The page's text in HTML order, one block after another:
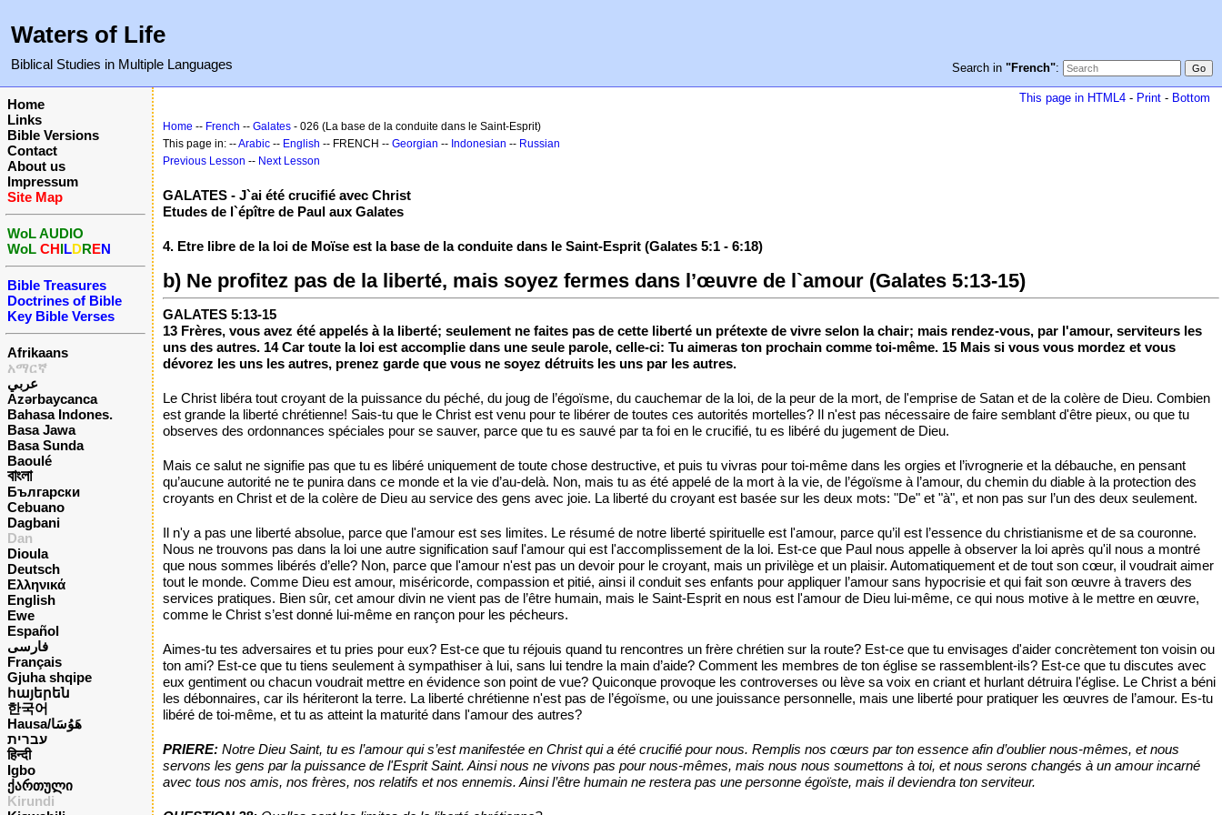
Waters of Life
Biblical Studies in Multiple Languages Search in "French":
Home
Links
Bible Versions
Contact
About us
Impressum
Site Map
WoL AUDIO
WoL CHILDREN
Bible Treasures
Doctrines of Bible
Key Bible Verses
Afrikaans
አማርኛ
عربي
Azərbaycanca
Bahasa Indones.
Basa Jawa
Basa Sunda
Baoulé
বাংলা
Български
Cebuano
Dagbani
Dan
Dioula
Deutsch
Ελληνικά
English
Ewe
Español
فارسی
Français
Gjuha shqipe
հայերեն
한국어
Hausa/هَوُسَا
עברית
हिन्दी
Igbo
ქართული
Kirundi
This page in HTML4 - Print - Bottom
Home -- French -- Galates - 026 (La base de la conduite dans le Saint-Esprit)
This page in: --Arabic -- English -- FRENCH -- Georgian -- Indonesian -- Russian
Previous Lesson -- Next Lesson
GALATES - J`ai été crucifié avec Christ
Etudes de l`épître de Paul aux Galates
4. Etre libre de la loi de Moïse est la base de la conduite dans le Saint-Esprit (Galates 5:1 - 6:18)
b) Ne profitez pas de la liberté, mais soyez fermes dans l’œuvre de l`amour (Galates 5:13-15)
GALATES 5:13-15
13 Frères, vous avez été appelés à la liberté; seulement ne faites pas de cette liberté un prétexte de vivre selon la chair; mais rendez-vous, par l'amour, serviteurs les
uns des autres. 14 Car toute la loi est accomplie dans une seule parole, celle-ci: Tu aimeras ton prochain comme toi-même. 15 Mais si vous vous mordez et vous
dévorez les uns les autres, prenez garde que vous ne soyez détruits les uns par les autres.
Le Christ libéra tout croyant de la puissance du péché, du joug de l’égoïsme, du cauchemar de la loi, de la peur de la mort, de l'emprise de Satan et de la colère de Dieu. Combien
est grande la liberté chrétienne! Sais-tu que le Christ est venu pour te libérer de toutes ces autorités mortelles? Il n'est pas nécessaire de faire semblant d'être pieux, ou que tu
observes des ordonnances spéciales pour se sauver, parce que tu es sauvé par ta foi en le crucifié, tu es libéré du jugement de Dieu.
Mais ce salut ne signifie pas que tu es libéré uniquement de toute chose destructive, et puis tu vivras pour toi-même dans les orgies et l’ivrognerie et la débauche, en pensant
qu’aucune autorité ne te punira dans ce monde et la vie d’au-delà. Non, mais tu as été appelé de la mort à la vie, de l’égoïsme à l’amour, du chemin du diable à la protection des
croyants en Christ et de la colère de Dieu au service des gens avec joie. La liberté du croyant est basée sur les deux mots: "De" et "à", et non pas sur l’un des deux seulement.
Il n'y a pas une liberté absolue, parce que l'amour est ses limites. Le résumé de notre liberté spirituelle est l'amour, parce qu’il est l’essence du christianisme et de sa couronne.
Nous ne trouvons pas dans la loi une autre signification sauf l'amour qui est l'accomplissement de la loi. Est-ce que Paul nous appelle à observer la loi après qu'il nous a montré
que nous sommes libérés d’elle? Non, parce que l'amour n'est pas un devoir pour le croyant, mais un privilège et un plaisir. Automatiquement et de tout son cœur, il voudrait aimer
tout le monde. Comme Dieu est amour, miséricorde, compassion et pitié, ainsi il conduit ses enfants pour appliquer l’amour sans hypocrisie et qui fait son œuvre à travers des
services pratiques. Bien sûr, cet amour divin ne vient pas de l’être humain, mais le Saint-Esprit en nous est l'amour de Dieu lui-même, ce qui nous motive à le mettre en œuvre,
comme le Christ s’est donné lui-même en rançon pour les pécheurs.
Aimes-tu tes adversaires et tu pries pour eux? Est-ce que tu réjouis quand tu rencontres un frère chrétien sur la route? Est-ce que tu envisages d'aider concrètement ton voisin ou
ton ami? Est-ce que tu tiens seulement à sympathiser à lui, sans lui tendre la main d’aide? Comment les membres de ton église se rassemblent-ils? Est-ce que tu discutes avec
eux gentiment ou chacun voudrait mettre en évidence son point de vue? Quiconque provoque les controverses ou lève sa voix en criant et hurlant détruira l'église. Le Christ a béni
les débonnaires, car ils hériteront la terre. La liberté chrétienne n'est pas de l’égoïsme, ou une jouissance personnelle, mais une liberté pour pratiquer les œuvres de l’amour. Es-tu
libéré de toi-même, et tu as atteint la maturité dans l'amour des autres?
PRIERE: Notre Dieu Saint, tu es l’amour qui s’est manifestée en Christ qui a été crucifié pour nous. Remplis nos cœurs par ton essence afin d’oublier nous-mêmes, et nous
servons les gens par la puissance de l'Esprit Saint. Ainsi nous ne vivons pas pour nous-mêmes, mais nous nous soumettons à toi, et nous serons changés à un amour incarné
avec tous nos amis, nos frères, nos relatifs et nos ennemis. Ainsi l’être humain ne restera pas une personne égoïste, mais il deviendra ton serviteur.